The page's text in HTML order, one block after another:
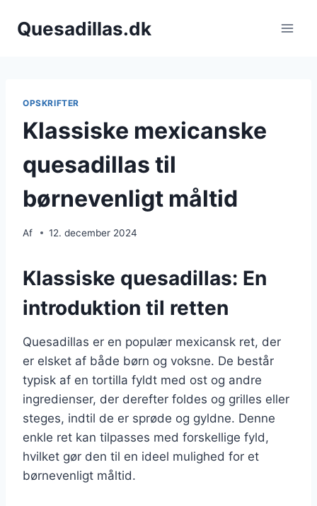
Quesadillas.dk
OPSKRIFTER
Klassiske mexicanske
quesadillas til
børnevenligt måltid
Af 12. december 2024
Klassiske quesadillas: En
introduktion til retten
Quesadillas er en populær mexicansk ret, der
er elsket af både børn og voksne. De består
typisk af en tortilla fyldt med ost og andre
ingredienser, der derefter foldes og grilles eller
steges, indtil de er sprøde og gyldne. Denne
enkle ret kan tilpasses med forskellige fyld,
hvilket gør den til en ideel mulighed for et
børnevenligt måltid.